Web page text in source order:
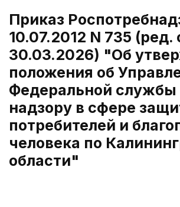
Приказ
10.07.2012 N 735 (ред.
30.03.2026) "Об
положения об
Федеральной службы
надзору в сфере
потребителей и
человека по
области"